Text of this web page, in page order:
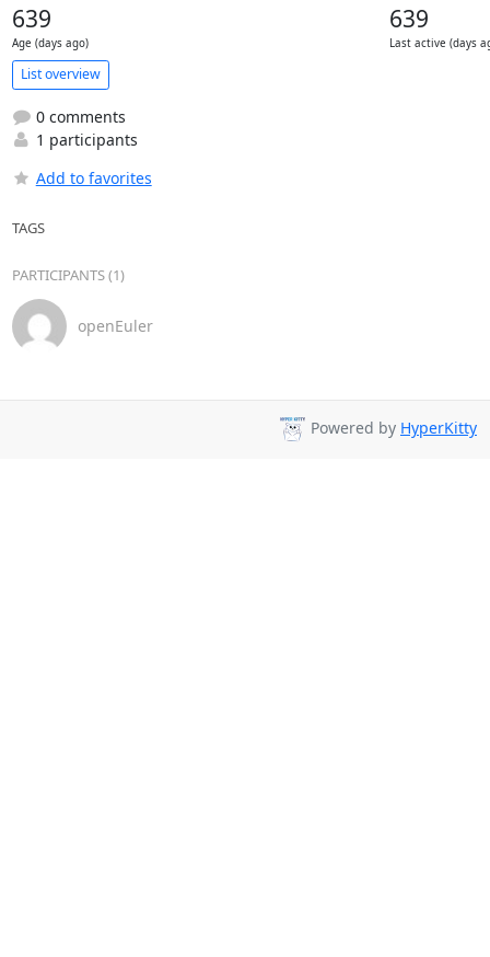
639
Age (days ago)
639
Last active (days
List overview
0 comments
1 participants
Add to favorites
TAGS
PARTICIPANTS (1)
openEuler
Powered by HyperKitty